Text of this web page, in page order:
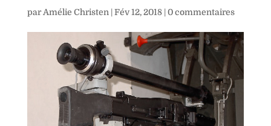
parAmélie Christen | Fév 12, 2018| 0 commentaires